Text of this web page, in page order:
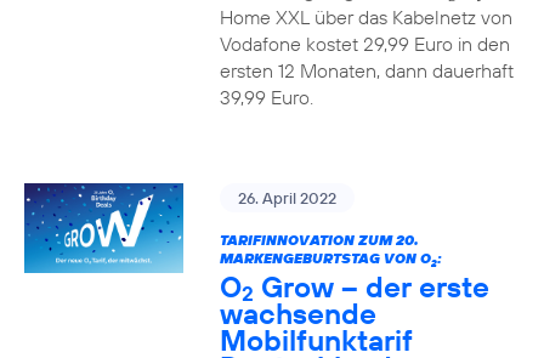
Home XXL über das Kabelnetz von
Vodafone kostet 29,99 Euro in den
ersten 12 Monaten, dann dauerhaft
39,99 Euro.
26. April 2022
TARIFINNOVATION ZUM 20.
MARKENGEBURTSTAG VON O2:
O2 Grow – der erste
wachsende
Mobilfunktarif